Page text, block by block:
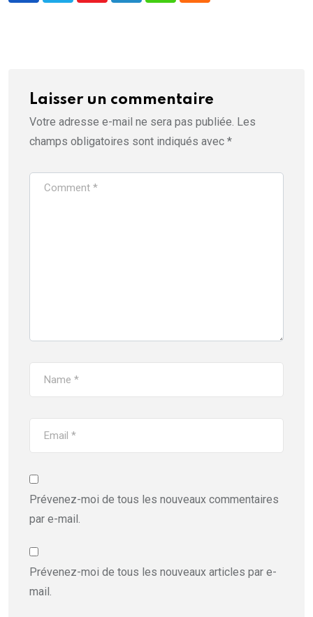
Laisser un commentaire
Votre adresse e-mail ne sera pas publiée. Les
champs obligatoires sont indiqués avec *
Prévenez-moi de tous les nouveaux commentaires
par e-mail.
Prévenez-moi de tous les nouveaux articles par e-
mail.